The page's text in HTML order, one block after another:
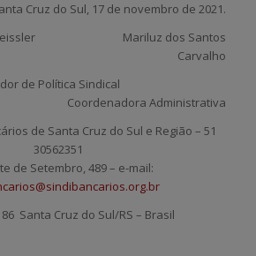
Cruz do Sul, 17 de novembro de 2021.
Mariluz dos Santos
Carvalho
de Política Sindical
Coordenadora Administrativa
de Santa Cruz do Sul e Região – 51
30562351
de Setembro, 489 – e-mail:
Santa Cruz do Sul/RS – Brasil